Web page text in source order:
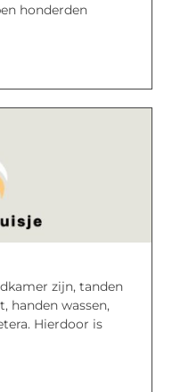
honderden
zijn, tanden
handen wassen,
Hierdoor is